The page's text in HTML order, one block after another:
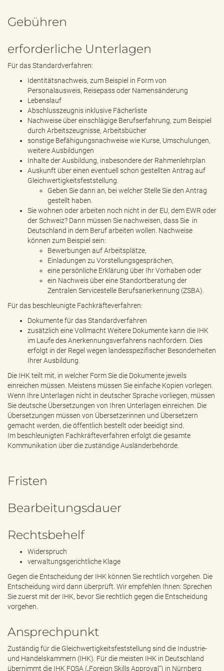
Gebühren
erforderliche Unterlagen
Für das Standardverfahren:
Identitätsnachweis, zum Beispiel in Form von
Personalausweis, Reisepass oder Namensänderung
Lebenslauf
Abschlusszeugnis inklusive Fächerliste
Nachweise über einschlägige Berufserfahrung, zum Beispiel
durch Arbeitszeugnisse, Arbeitsbücher
sonstige Befähigungsnachweise wie Kurse, Umschulungen,
weitere Ausbildungen
Inhalte der Ausbildung, insbesondere der Rahmenlehrplan
Auskunft über einen eventuell schon gestellten Antrag auf
Gleichwertigkeitsfeststellung.
Geben Sie dann an, bei welcher Stelle Sie den Antrag
gestellt haben.
Sie wohnen oder arbeiten noch nicht in der EU, dem EWR oder
der Schweiz? Dann müssen Sie nachweisen, dass Sie in
Deutschland in dem Beruf arbeiten wollen. Nachweise
können zum Beispiel sein:
Bewerbungen auf Arbeitsplätze,
Einladungen zu Vorstellungsgesprächen,
eine persönliche Erklärung über Ihr Vorhaben oder
ein Nachweis über eine Standortberatung der
Zentralen Servicestelle Berufsanerkennung (ZSBA).
Für das beschleunigte Fachkräfteverfahren:
Dokumente für das Standardverfahren
zusätzlich eine Vollmacht Weitere Dokumente kann die IHK
im Laufe des Anerkennungsverfahrens nachfordern. Dies
erfolgt in der Regel wegen landesspezifischer Besonderheiten
Ihrer Ausbildung.
Die IHK teilt mit, in welcher Form Sie die Dokumente jeweils
einreichen müssen. Meistens müssen Sie einfache Kopien vorlegen.
Wenn Ihre Unterlagen nicht in deutscher Sprache vorliegen, müssen
Sie deutsche Übersetzungen von Ihren Unterlagen einreichen. Die
Übersetzungen müssen von Übersetzerinnen und Übersetzern
gemacht werden, die öffentlich bestellt oder beeidigt sind.
Im beschleunigten Fachkräfteverfahren erfolgt die gesamte
Kommunikation über die zuständige Ausländerbehörde.
Fristen
Bearbeitungsdauer
Rechtsbehelf
Widerspruch
verwaltungsgerichtliche Klage
Gegen die Entscheidung der IHK können Sie rechtlich vorgehen. Die
Entscheidung wird dann überprüft. Wir empfehlen Ihnen: Sprechen
Sie zuerst mit der IHK, bevor Sie rechtlich gegen die Entscheidung
vorgehen.
Ansprechpunkt
Zuständig für die Gleichwertigkeitsfeststellung sind die Industrie-
und Handelskammern (IHK). Für die meisten IHK in Deutschland
übernimmt die IHK FOSA („Foreign Skills Approval“) in Nürnberg